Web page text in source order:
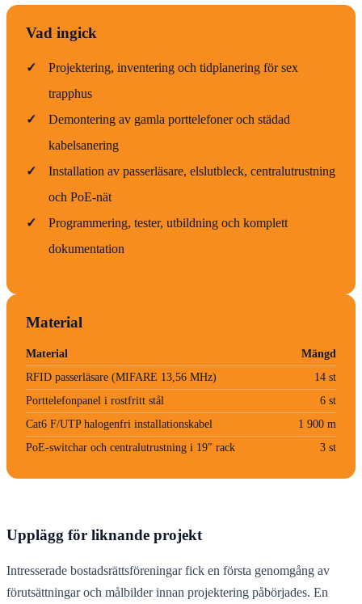
Vad ingick
✓
Projektering, inventering och tidplanering för sex
trapphus
✓
Demontering av gamla porttelefoner och städad
kabelsanering
✓
Installation av passerläsare, elslutbleck, centralutrustning
och PoE-nät
✓
Programmering, tester, utbildning och komplett
dokumentation
Material
Material
Mängd
RFID passerläsare (MIFARE 13,56 MHz)
14 st
Porttelefonpanel i rostfritt stål
6 st
Cat6 F/UTP halogenfri installationskabel
1 900 m
PoE-switchar och centralutrustning i 19″ rack
3 st
Upplägg för liknande projekt
Intresserade bostadsrättsföreningar fick en första genomgång av
förutsättningar och målbilder innan projektering påbörjades. En